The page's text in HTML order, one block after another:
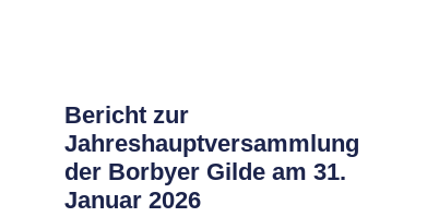
Bericht zur
Jahreshauptversammlung
der Borbyer Gilde am 31.
Januar 2026